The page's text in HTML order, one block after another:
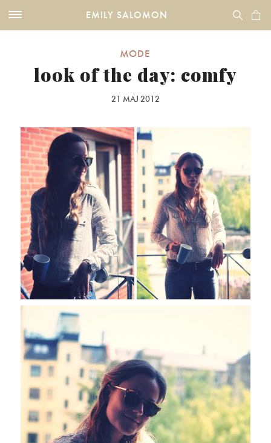
EMILY SALOMON
MODE
look of the day: comfy
21 MAJ 2012